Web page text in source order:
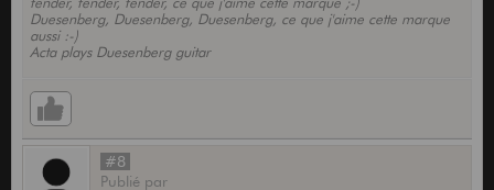
Duesenberg, Duesenberg, Duesenberg, ce que j'aime cette marque
aussi :-)
Acta plays Duesenberg guitar
#8
Publié par